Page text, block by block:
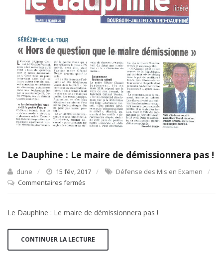
Le Dauphine : Le maire de démissionnera pas !
dune 15 fév, 2017
Défense des Mis en Examen
Commentaires fermés
:
maire
de
Le Dauphine : Le maire de démissionnera pas !
CONTINUER LA LECTURE